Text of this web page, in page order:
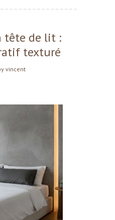
tête de lit :
texturé
vincent